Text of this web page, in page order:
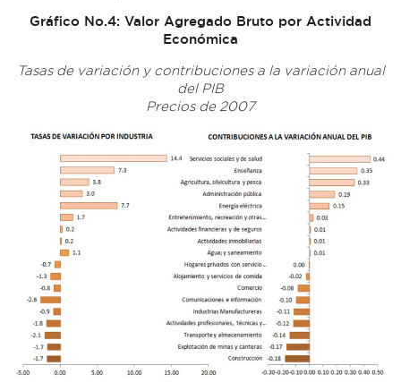
Gráfico No.4: Valor Agregado Bruto por Actividad
Económica
Tasas de variación y contribuciones a la variación anual
del PIB
Precios de 2007